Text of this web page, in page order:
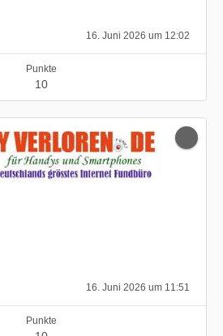
16. Juni 2026 um 12:02
Punkte
10
16. Juni 2026 um 11:51
Punkte